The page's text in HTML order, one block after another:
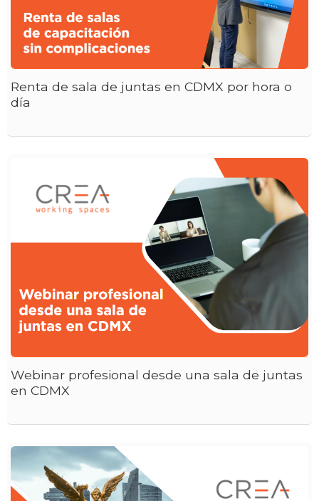
Renta de sala de juntas en CDMX por hora o
día
Webinar profesional desde una sala de juntas
en CDMX